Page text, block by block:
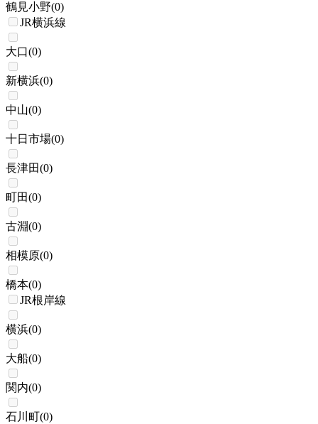
鶴見小野(0)
JR横浜線
大口(0)
新横浜(0)
中山(0)
十日市場(0)
長津田(0)
町田(0)
古淵(0)
相模原(0)
橋本(0)
JR根岸線
横浜(0)
大船(0)
関内(0)
石川町(0)